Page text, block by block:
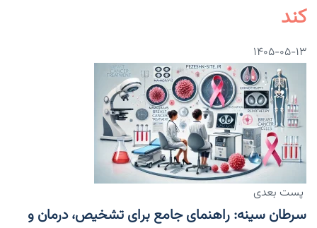
کند
۱۴۰۵-۰۵-۱۳
پست بعدی
سرطان سینه: راهنمای جامع برای تشخیص، درمان و